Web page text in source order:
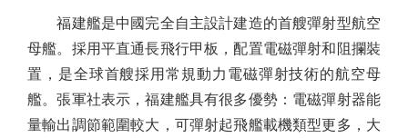
福建艦是中國完全自主設計建造的首艘彈射型航空
母艦。採用平直通長飛行甲板，配置電磁彈射和阻攔裝
置，是全球首艘採用常規動力電磁彈射技術的航空母
艦。張軍社表示，福建艦具有很多優勢：電磁彈射器能
量輸出調節範圍較大，可彈射起飛艦載機類型更多，大